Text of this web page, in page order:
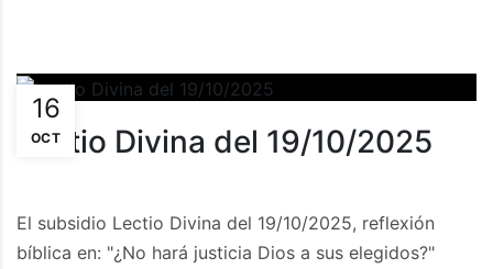
16
OCT
Lectio Divina del 19/10/2025
El subsidio Lectio Divina del 19/10/2025, reflexión
bíblica en: "¿No hará justicia Dios a sus elegidos?"